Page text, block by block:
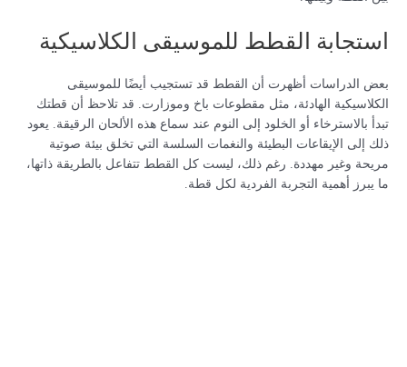
استجابة القطط للموسيقى الكلاسيكية
بعض الدراسات أظهرت أن القطط قد تستجيب أيضًا للموسيقى
الكلاسيكية الهادئة، مثل مقطوعات باخ وموزارت. قد تلاحظ أن قطتك
تبدأ بالاسترخاء أو الخلود إلى النوم عند سماع هذه الألحان الرقيقة. يعود
ذلك إلى الإيقاعات البطيئة والنغمات السلسة التي تخلق بيئة صوتية
مريحة وغير مهددة. رغم ذلك، ليست كل القطط تتفاعل بالطريقة ذاتها،
ما يبرز أهمية التجربة الفردية لكل قطة.